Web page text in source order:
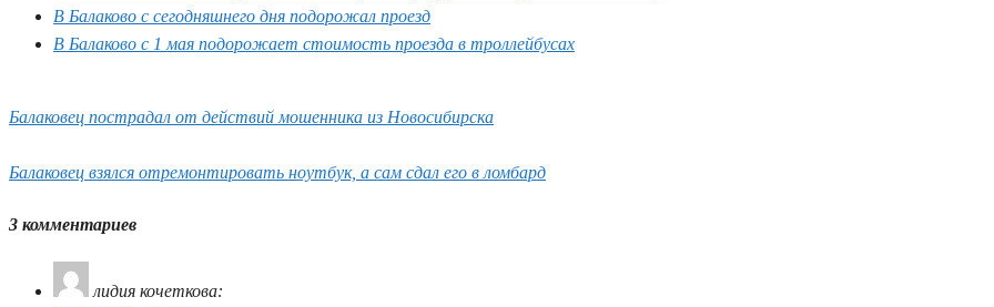
В Балаково с сегодняшнего дня подорожал проезд
В Балаково с 1 мая подорожает стоимость проезда в троллейбусах
Балаковец пострадал от действий мошенника из Новосибирска
Балаковец взялся отремонтировать ноутбук, а сам сдал его в ломбард
3 комментариев
лидия кочеткова: